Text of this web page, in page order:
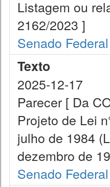
Listagem ou
2162/2023 ]
Senado Federal
Texto
2025-12-17
Parecer [ Da
Projeto de Lei
julho de 1984
dezembro de
Senado Federal